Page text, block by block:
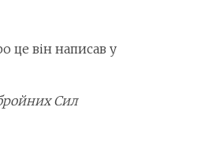
це він написав у
Сил